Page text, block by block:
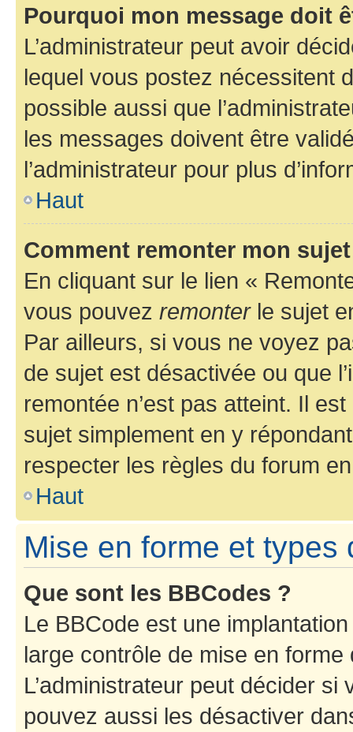
Pourquoi mon message doit
L’administrateur peut avoir
lequel vous postez nécessitent
possible aussi que
les messages doivent être
l’administrateur pour plus
Haut
Comment remonter mon
En cliquant sur le lien «
vous pouvez remonterle sujet
Par ailleurs, si vous ne voyez
de sujet est désactivée ou que
remontée n’est pas atteint. Il
sujet simplement en y
respecter les règles du forum
Haut
Mise en forme et types
Que sont les BBCodes ?
Le BBCode est une
large contrôle de mise en forme
L’administrateur peut décider
pouvez aussi les désactiver